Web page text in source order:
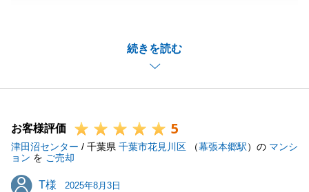
続きを読む
ったかと存じますが、無事に決済まで至り、リフォー
ム作業に進んでいることと存じます。
新居での生活がより豊かなものになります様に、心か
今後とも、宜しくお願い申し上げます。
お客様評価 5
津田沼センター / 千葉県 千葉市花見川区 （幕張本郷駅）の マンシ
ョン を ご売却
T様
T様 2025年8月3日